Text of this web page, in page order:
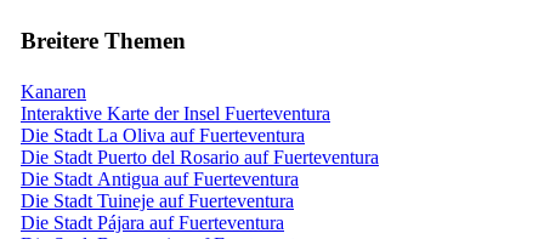
Breitere Themen
Kanaren
Interaktive Karte der Insel Fuerteventura
Die Stadt La Oliva auf Fuerteventura
Die Stadt Puerto del Rosario auf Fuerteventura
Die Stadt Antigua auf Fuerteventura
Die Stadt Tuineje auf Fuerteventura
Die Stadt Pájara auf Fuerteventura